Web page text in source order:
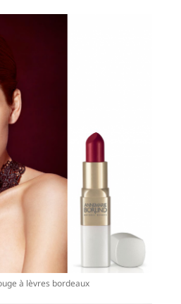
à lèvres bordeaux